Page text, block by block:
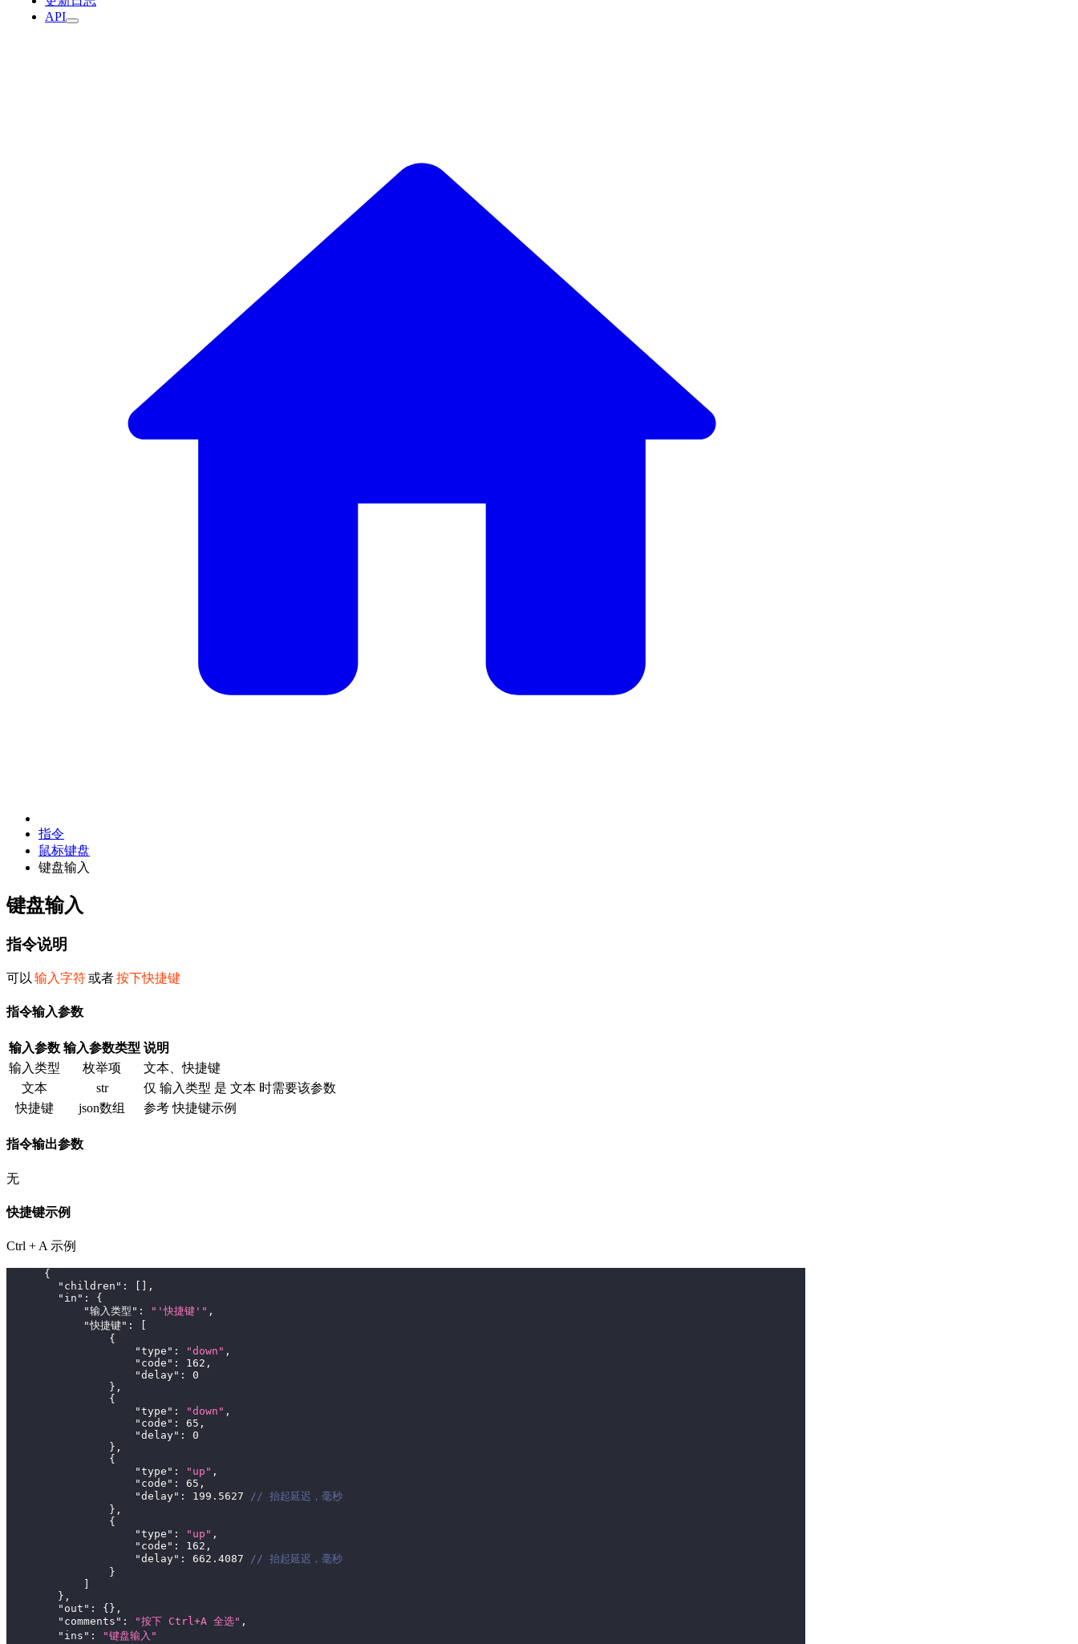
API
指令
鼠标键盘
键盘输入
键盘输入
指令说明
可以 输入字符或者按下快捷键
指令输入参数
输入参数 输入参数类型 说明
输入类型
枚举项
文本、快捷键
文本
str
仅 输入类型 是 文本 时需要该参数
快捷键
json数组 参考 快捷键示例
指令输出参数
无
快捷键示例
Ctrl + A 示例
{
"children" :
,
"in" :
{
"输入类型" : "'快捷键'" ,
"快捷键" :
{
"type" : "down" ,
"code" : 162 ,
"delay" :
0
} ,
{
"type" : "down" ,
"code" : 65 ,
"delay" :
0
} ,
{
"type" : "up" ,
"code" : 65 ,
"delay" : 199.5627
// 抬起延迟，毫秒
} ,
{
"type" : "up" ,
"code" : 162 ,
"delay" : 662.4087
// 抬起延迟，毫秒
}
} ,
"out" : { } ,
"comments" : "按下 Ctrl+A 全选" ,
"ins" :
"键盘输入"